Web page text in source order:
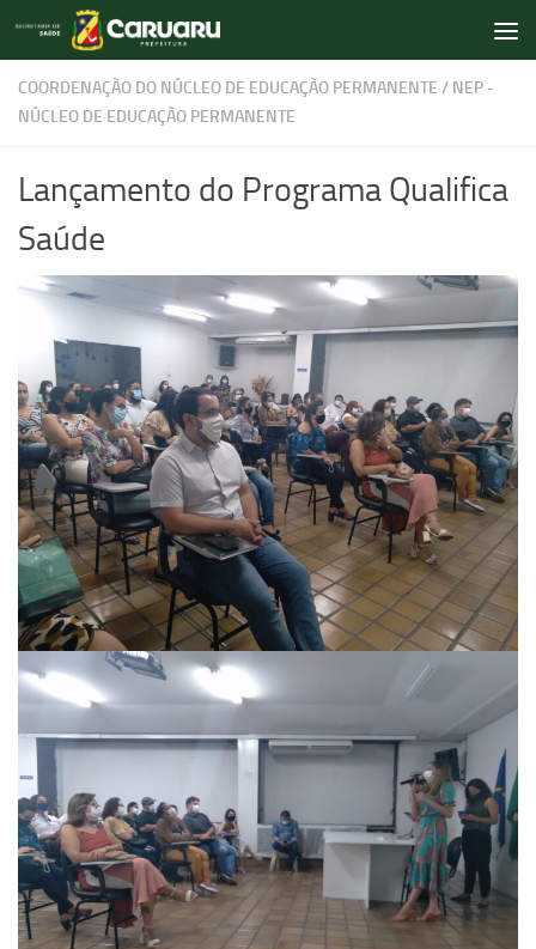
Skip to content
COORDENAÇÃO DO NÚCLEO DE EDUCAÇÃO PERMANENTE / NEP -
NÚCLEO DE EDUCAÇÃO PERMANENTE
Lançamento do Programa Qualifica
Saúde